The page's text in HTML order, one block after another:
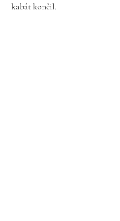
kabát končil.